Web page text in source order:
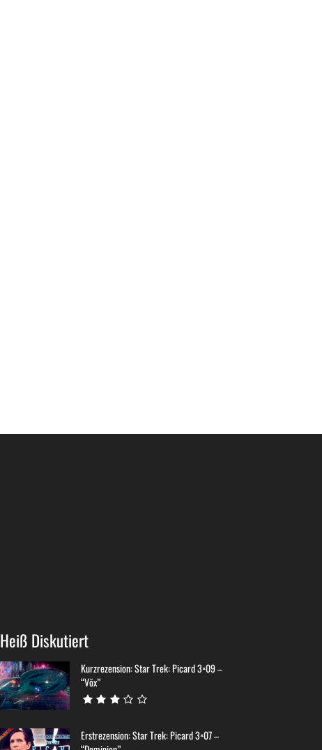
Heiß Diskutiert
Kurzrezension: Star Trek: Picard 3×09 –
“Võx”
Erstrezension: Star Trek: Picard 3×07 –